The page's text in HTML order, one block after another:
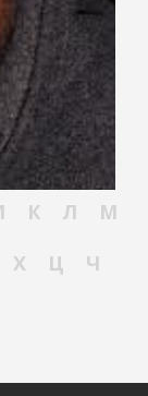
К Л
М
Х Ц
Ч